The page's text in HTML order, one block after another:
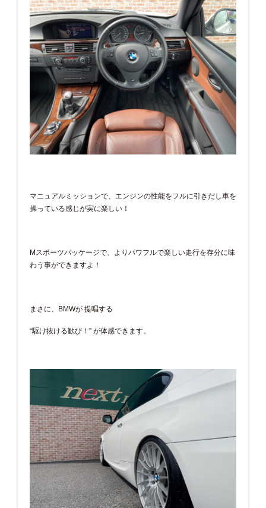
マニュアルミッションで、エンジンの性能をフルに引きだし車を
操っている感じが実に楽しい！
Mスポーツパッケージで、よりパワフルで楽しい走行を存分に味
わう事ができますよ！
まさに、BMWが 提唱する
“駆け抜ける歓び！” が体感できます。